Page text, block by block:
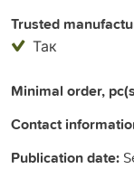
Trusted
Так
Minimal order,
Contact
Publication date: